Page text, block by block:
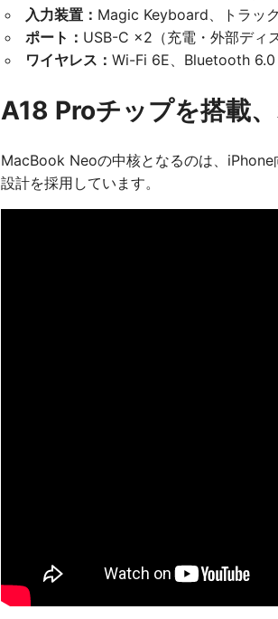
入力装置： Magic Keyboard、トラッ
ポート： USB-C ×2（充電・外部ディ
ワイヤレス： Wi-Fi 6E、Bluetooth 6.0
A18 Proチップを搭載
MacBook Neoの中核となるのは、
設計を採用しています。